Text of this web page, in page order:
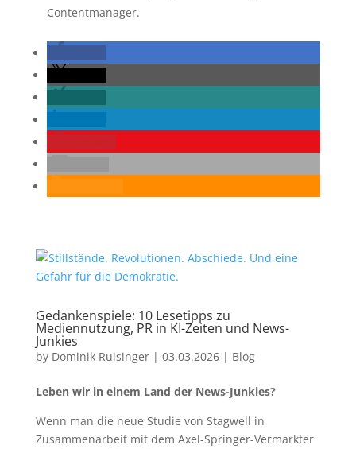
Contentmanager.
Gedankenspiele: 10 Lesetipps zu
Mediennutzung, PR in KI-Zeiten und News-
Junkies
by Dominik Ruisinger| 03.03.2026| Blog
Leben wir in einem Land der News-Junkies?
Wenn man die neue Studie von Stagwell in
Zusammenarbeit mit dem Axel-Springer-Vermarkter